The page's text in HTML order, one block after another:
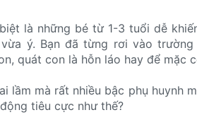
là những bé từ 1-3 tuổi dễ
ý. Bạn đã từng rơi vào
quát con là hỗn láo hay để mặc
lầm mà rất nhiều bậc phụ huynh
tiêu cực như thế?